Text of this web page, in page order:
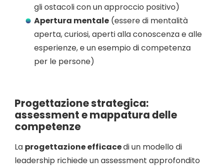
gli ostacoli con un approccio positivo)
Apertura mentale (essere di mentalità
aperta, curiosi, aperti alla conoscenza e alle
esperienze, e un esempio di competenza
per le persone)
Progettazione strategica:
assessment e mappatura delle
competenze
La progettazione efficacedi un modello di
leadership richiede un assessment approfondito